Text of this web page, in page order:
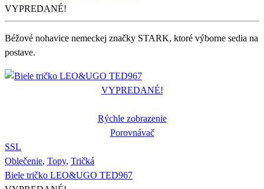
VYPREDANÉ!
Béžové nohavice nemeckej značky STARK, ktoré výborne sedia na
postave.
VYPREDANÉ!
Rýchle zobrazenie
Porovnávač
SSL
Oblečenie, Topy, Tričká
Biele tričko LEO&UGO TED967